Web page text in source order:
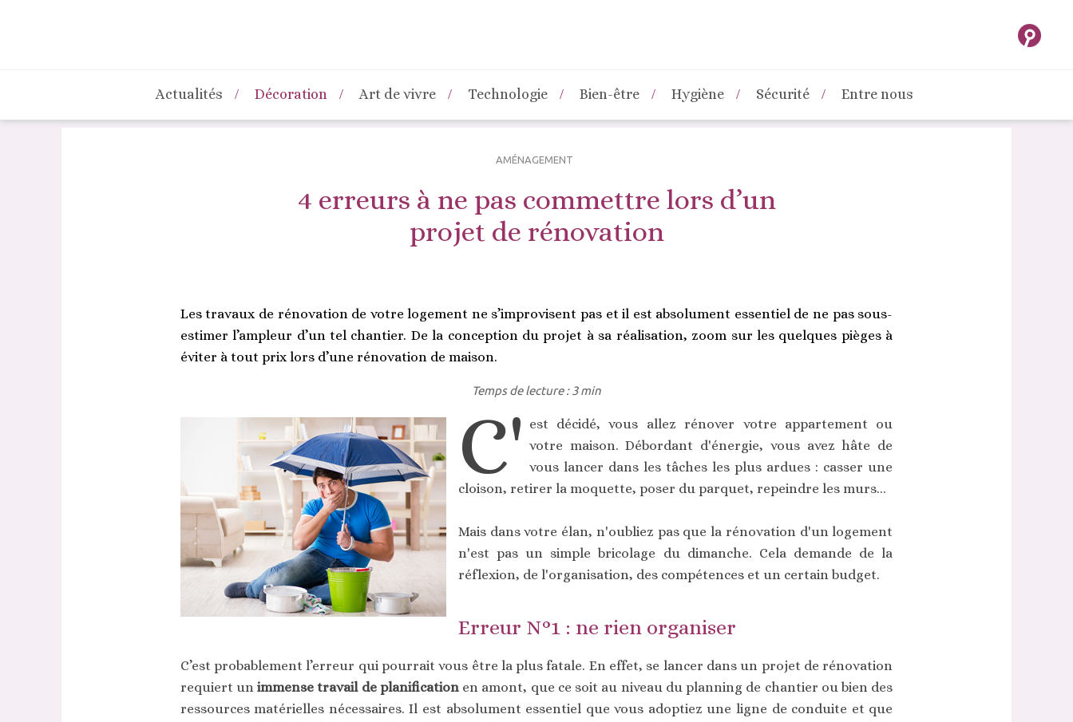
Actualités Décoration Art de vivre Technologie Bien-être Hygiène Sécurité Entre nous
AMÉNAGEMENT
4 erreurs à ne pas commettre lors d’un
projet de rénovation
Les travaux de rénovation de votre logement ne s’improvisent pas et il est absolument essentiel de ne pas sous-
estimer l’ampleur d’un tel chantier. De la conception du projet à sa réalisation, zoom sur les quelques pièges à
éviter à tout prix lors d’une rénovation de maison.
Temps de lecture : 3 min
C'
est décidé, vous allez rénover votre appartement ou
votre maison. Débordant d'énergie, vous avez hâte de
vous lancer dans les tâches les plus ardues : casser une
cloison, retirer la moquette, poser du parquet, repeindre les murs...
Mais dans votre élan, n'oubliez pas que la rénovation d'un logement
n'est pas un simple bricolage du dimanche. Cela demande de la
réflexion, de l'organisation, des compétences et un certain budget.
Erreur N°1 : ne rien organiser
C’est probablement l’erreur qui pourrait vous être la plus fatale. En effet, se lancer dans un projet de rénovation
requiert unimmense travail de planificationen amont, que ce soit au niveau du planning de chantier ou bien des
ressources matérielles nécessaires. Il est absolument essentiel que vous adoptiez une ligne de conduite et que